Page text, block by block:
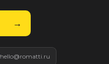
hello@romatti.ru